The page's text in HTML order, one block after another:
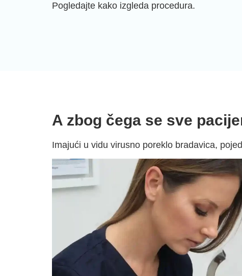
Pogledajte kako izgleda procedura.
A zbog čega se sve
Imajući u vidu virusno poreklo bradavica,